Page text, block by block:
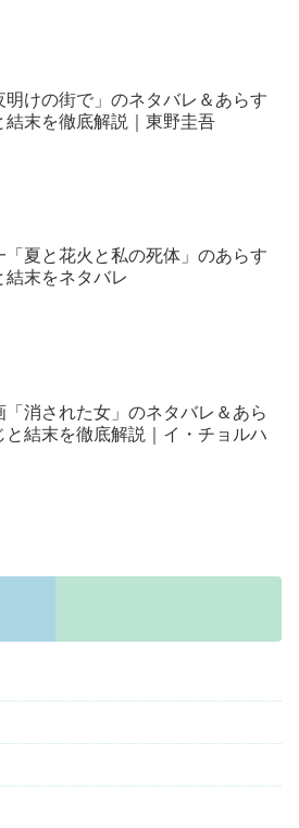
明けの街で」のネタバレ＆あらす
結末を徹底解説｜東野圭吾
「夏と花火と私の死体」のあらす
結末をネタバレ
「消された女」のネタバレ＆あら
と結末を徹底解説｜イ・チョルハ